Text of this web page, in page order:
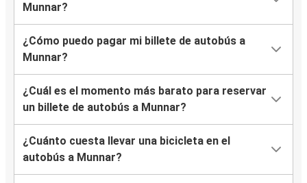
Munnar?
¿Cómo puedo pagar mi billete de autobús a
Munnar?
¿Cuál es el momento más barato para reservar
un billete de autobús a Munnar?
¿Cuánto cuesta llevar una bicicleta en el
autobús a Munnar?